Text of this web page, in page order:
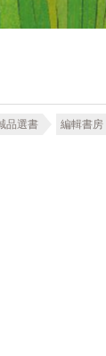
品選書 編輯書房